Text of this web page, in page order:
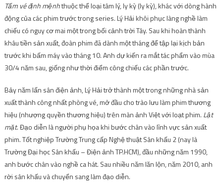
Tấm vé định mệnhthuộc thể loại tâm lý, ly kỳ (ly kỳ), khác với dòng hành
động của các phim trước trong series. Lý Hải khôi phục làng nghề làm
chiếu có nguy cơ mai một trong bối cảnh trời Tây. Sau khi hoàn thành
khâu tiền sản xuất, đoàn phim đã dành một tháng để tập lại kịch bản
trước khi bấm máy vào tháng 10. Anh dự kiến ​​ra mắt tác phẩm vào mùa
30/4 năm sau, giống như thời điểm công chiếu các phần trước.
Bảy năm lấn sân điện ảnh, Lý Hải trở thành một trong những nhà sản
xuất thành công nhất phòng vé, mở đầu cho trào lưu làm phim thương
hiệu (nhượng quyền thương hiệu) trên màn ảnh Việt với loạt phim. Lật
mặt. Đạo diễn là người phụ họa khi bước chân vào lĩnh vực sản xuất
phim. Tốt nghiệp Trường Trung cấp Nghệ thuật Sân khấu 2 (nay là
Trường Đại học Sân khấu – Điện ảnh TP.HCM), đầu những năm 1990,
anh bước chân vào nghề ca hát. Sau nhiều năm lăn lộn, năm 2010, anh
rời sân khấu và chuyển sang làm đạo diễn.